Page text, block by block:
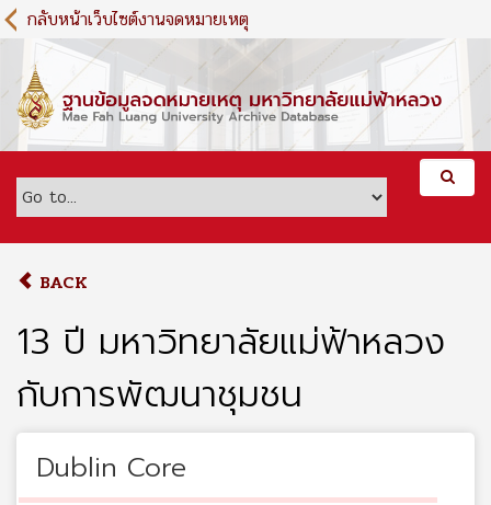
S
k
m
c
กลับหน้าเว็บไซต์งานจดหมายเหตุ
BACK
13 ปี มหาวิทยาลัยแม่ฟ้าหลวง
กับการพัฒนาชุมชน
Dublin Core